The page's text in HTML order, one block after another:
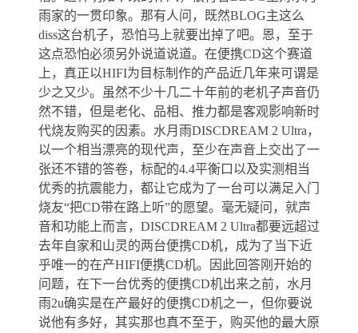
雨家的一贯印象。那有人问，既然BLOG主这么
diss这台机子，恐怕马上就要出掉了吧。恩，至于
这点恐怕必须另外说道说道。在便携CD这个赛道
上，真正以HIFI为目标制作的产品近几年来可谓是
少之又少。虽然不少十几二十年前的老机子声音仍
然不错，但是老化、品相、推力都是客观影响新时
代烧友购买的因素。水月雨DISCDREAM 2 Ultra，
以一个相当漂亮的现代声，至少在声音上交出了一
张还不错的答卷，标配的4.4平衡口以及实测相当
优秀的抗震能力，都让它成为了一台可以满足入门
烧友“把CD带在路上听”的愿望。毫无疑问，就声
音和功能上而言，DISCDREAM 2 Ultra都要远超过
去年自家和山灵的两台便携CD机，成为了当下近
乎唯一的在产HIFI便携CD机。因此回答刚开始的
问题，在下一台优秀的便携CD机出来之前，水月
雨2u确实是在产最好的便携CD机之一，但你要说
说他有多好，其实那也真不至于，购买他的最大原